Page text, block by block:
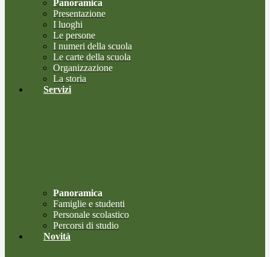
Panoramica
Presentazione
I luoghi
Le persone
I numeri della scuola
Le carte della scuola
Organizzazione
La storia
Servizi
Panoramica
Famiglie e studenti
Personale scolastico
Percorsi di studio
Novità